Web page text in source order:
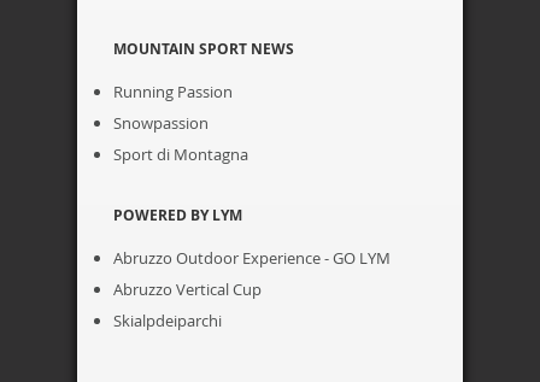
MOUNTAIN SPORT NEWS
Running Passion
Snowpassion
Sport di Montagna
POWERED BY LYM
Abruzzo Outdoor Experience - GO LYM
Abruzzo Vertical Cup
Skialpdeiparchi